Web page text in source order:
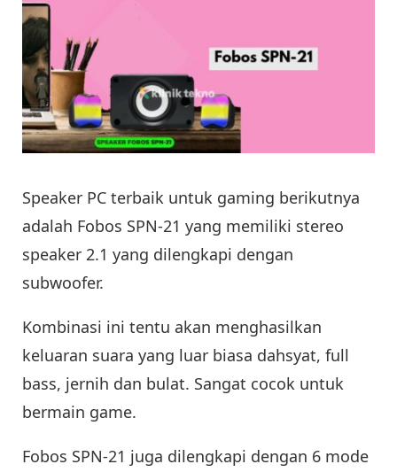
Speaker PC terbaik untuk gaming berikutnya
adalah Fobos SPN-21 yang memiliki stereo
speaker 2.1 yang dilengkapi dengan
subwoofer.
Kombinasi ini tentu akan menghasilkan
keluaran suara yang luar biasa dahsyat, full
bass, jernih dan bulat. Sangat cocok untuk
bermain game.
Fobos SPN-21 juga dilengkapi dengan 6 mode